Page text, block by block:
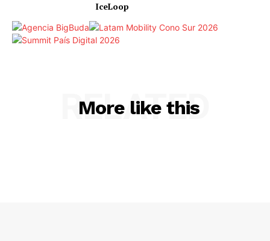
IceLoop
More like this
RELATED